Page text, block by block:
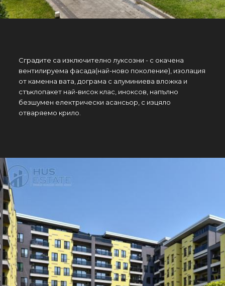
Сградите са изключително луксозни - с окачена
вентилируема фасада(най-ново поколение), изолация
от каменна вата, дограма с алуминиева вложка и
стъклопакет най-висок клас, иноксов, напълно
безшумен електрически асансьор, с изцяло
отваряемо крило.